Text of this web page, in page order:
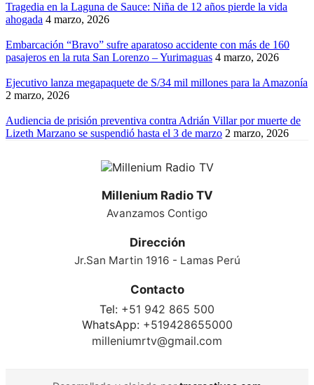
Tragedia en la Laguna de Sauce: Niña de 12 años pierde la vida
ahogada 4 marzo, 2026
Embarcación “Bravo” sufre aparatoso accidente con más de 160
pasajeros en la ruta San Lorenzo – Yurimaguas 4 marzo, 2026
Ejecutivo lanza megapaquete de S/34 mil millones para la Amazonía
2 marzo, 2026
Audiencia de prisión preventiva contra Adrián Villar por muerte de
Lizeth Marzano se suspendió hasta el 3 de marzo 2 marzo, 2026
Millenium Radio TV
Avanzamos Contigo
Dirección
Jr.San Martin 1916 - Lamas Perú
Contacto
Tel: +51 942 865 500
WhatsApp: +519428655000
milleniumrtv@gmail.com